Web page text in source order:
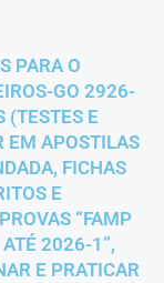
PARA O
GO 2926-
(TESTES E
EM APOSTILAS
FICHAS
E
“FAMP
2026-1”,
E PRATICAR